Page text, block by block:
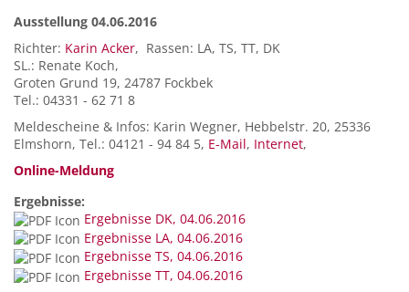
Ausstellung 04.06.2016
Richter: Karin Acker, Rassen: LA, TS, TT, DK
SL.: Renate Koch,
Groten Grund 19, 24787 Fockbek
Tel.: 04331 - 62 71 8
Meldescheine & Infos: Karin Wegner, Hebbelstr. 20, 25336
Elmshorn, Tel.: 04121 - 94 84 5, E-Mail, Internet,
Online-Meldung
Ergebnisse:
Ergebnisse DK, 04.06.2016
Ergebnisse LA, 04.06.2016
Ergebnisse TS, 04.06.2016
Ergebnisse TT, 04.06.2016